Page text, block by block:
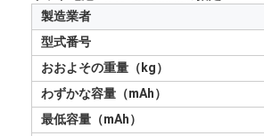
製造業者
型式番号
おおよその重量（kg）
わずかな容量（mAh）
最低容量（mAh）